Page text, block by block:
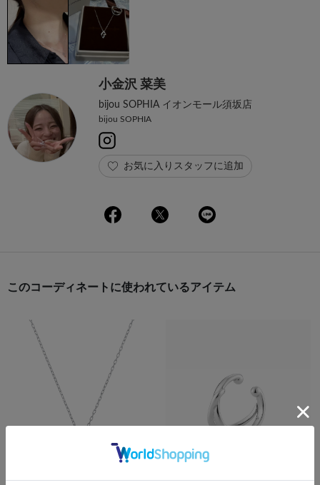
小金沢 菜美
bijou SOPHIA イオンモール須坂店
bijou SOPHIA
お気に入りスタッフに追加
このコーディネートに使われているアイテム